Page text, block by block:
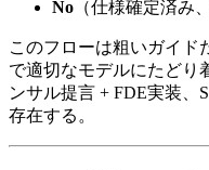
No （仕様確定済み
この​フローは​粗い​ガイド
で​適切な​モデルに​たどり
ンサル提言 + FDE実装、​
存在する。